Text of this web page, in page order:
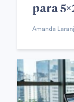
para
Amanda